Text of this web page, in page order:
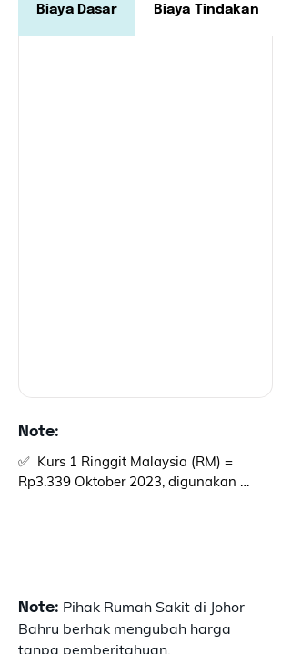
Biaya Dasar Biaya Tindakan
Note:
✅  Kurs 1 Ringgit Malaysia (RM) =
Rp3.339 Oktober 2023, digunakan
obatan yang akan digunakan. Biaya
diatas hanyalah bersifat perkiraan.
Note: Pihak Rumah Sakit di Johor
Bahru berhak mengubah harga
tanpa pemberitahuan.